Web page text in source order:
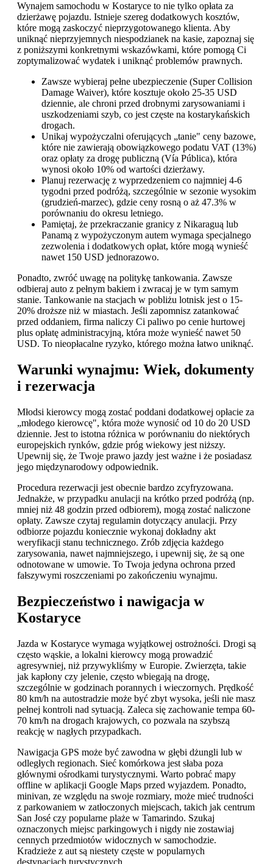
Wynajem samochodu w Kostaryce to nie tylko opłata za
dzierżawę pojazdu. Istnieje szereg dodatkowych kosztów,
które mogą zaskoczyć nieprzygotowanego klienta. Aby
uniknąć nieprzyjemnych niespodzianek na kasie, zapoznaj się
z poniższymi konkretnymi wskazówkami, które pomogą Ci
zoptymalizować wydatek i uniknąć problemów prawnych.
Zawsze wybieraj pełne ubezpieczenie (Super Collision
Damage Waiver), które kosztuje około 25-35 USD
dziennie, ale chroni przed drobnymi zarysowaniami i
uszkodzeniami szyb, co jest częste na kostarykańskich
drogach.
Unikaj wypożyczalni oferujących „tanie" ceny bazowe,
które nie zawierają obowiązkowego podatu VAT (13%)
oraz opłaty za drogę publiczną (Vía Pública), która
wynosi około 10% od wartości dzierżawy.
Planuj rezerwację z wyprzedzeniem co najmniej 4-6
tygodni przed podróżą, szczególnie w sezonie wysokim
(grudzień-marzec), gdzie ceny rosną o aż 47.3% w
porównaniu do okresu letniego.
Pamiętaj, że przekraczanie granicy z Nikaraguą lub
Panamą z wypożyczonym autem wymaga specjalnego
zezwolenia i dodatkowych opłat, które mogą wynieść
nawet 150 USD jednorazowo.
Ponadto, zwróć uwagę na politykę tankowania. Zawsze
odbieraj auto z pełnym bakiem i zwracaj je w tym samym
stanie. Tankowanie na stacjach w pobliżu lotnisk jest o 15-
20% droższe niż w miastach. Jeśli zapomnisz zatankować
przed oddaniem, firma naliczy Ci paliwo po cenie hurtowej
plus opłatę administracyjną, która może wynieść nawet 50
USD. To nieopłacalne ryzyko, którego można łatwo uniknąć.
Warunki wynajmu: Wiek, dokumenty
i rezerwacja
Młodsi kierowcy mogą zostać poddani dodatkowej opłacie za
„młodego kierowcę", która może wynosić od 10 do 20 USD
dziennie. Jest to istotna różnica w porównaniu do niektórych
europejskich rynków, gdzie próg wiekowy jest niższy.
Upewnij się, że Twoje prawo jazdy jest ważne i że posiadasz
jego międzynarodowy odpowiednik.
Procedura rezerwacji jest obecnie bardzo zcyfryzowana.
Jednakże, w przypadku anulacji na krótko przed podróżą (np.
mniej niż 48 godzin przed odbiorem), mogą zostać naliczone
opłaty. Zawsze czytaj regulamin dotyczący anulacji. Przy
odbiorze pojazdu koniecznie wykonaj dokładny akt
weryfikacji stanu technicznego. Zrób zdjęcia każdego
zarysowania, nawet najmniejszego, i upewnij się, że są one
odnotowane w umowie. To Twoja jedyna ochrona przed
fałszywymi roszczeniami po zakończeniu wynajmu.
Bezpieczeństwo i nawigacja w
Kostaryce
Jazda w Kostaryce wymaga wyjątkowej ostrożności. Drogi są
często wąskie, a lokalni kierowcy mogą prowadzić
agresywniej, niż przywykliśmy w Europie. Zwierzęta, takie
jak kapłony czy jelenie, często wbiegają na drogę,
szczególnie w godzinach porannych i wieczornych. Prędkość
80 km/h na autostradzie może być zbyt wysoka, jeśli nie masz
pełnej kontroli nad sytuacją. Zaleca się zachowanie tempa 60-
70 km/h na drogach krajowych, co pozwala na szybszą
reakcję w nagłych przypadkach.
Nawigacja GPS może być zawodna w głębi dżungli lub w
odległych regionach. Sieć komórkowa jest słaba poza
głównymi ośrodkami turystycznymi. Warto pobrać mapy
offline w aplikacji Google Maps przed wyjazdem. Ponadto,
minivan, ze względu na swoje rozmiary, może mieć trudności
z parkowaniem w zatłoczonych miejscach, takich jak centrum
San José czy popularne plaże w Tamarindo. Szukaj
oznaczonych miejsc parkingowych i nigdy nie zostawiaj
cennych przedmiotów widocznych w samochodzie.
Kradzieże z aut są niestety częste w popularnych
destynacjach turystycznych.